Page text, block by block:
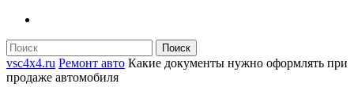
КНОПКА
Найти:
vsc4x4.ru Ремонт авто Какие документы нужно оформлять при
продаже автомобиля